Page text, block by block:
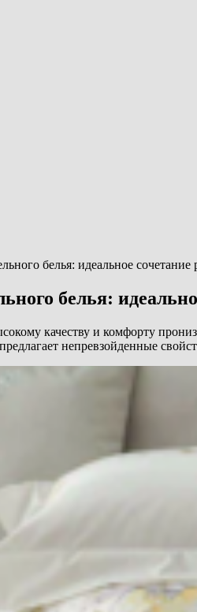
белья: идеальное
белья:
качеству и комфорту
непревзойденные